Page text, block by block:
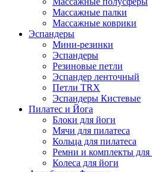
Массажные палки
Массажные коврики
Эспандеры
Мини-резинки
Эспандеры
Резиновые петли
Эспандер ленточный
Петли TRX
Эспандеры Кистевые
Пилатес и Йога
Блоки для йоги
Мячи для пилатеса
Кольца для пилатеса
Ремни и комплекты для
Колеса для йоги